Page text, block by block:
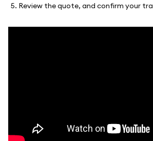
Review the quote, and confirm your